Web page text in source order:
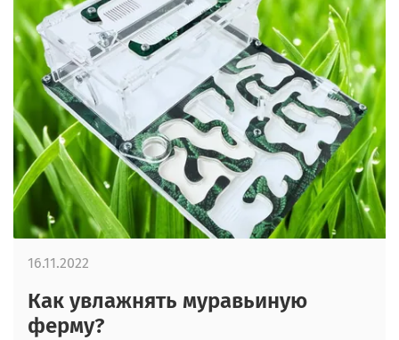
Как увлажнять муравьиную
ферму?
16.11.2022